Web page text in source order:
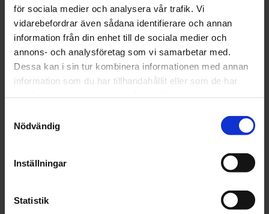
för sociala medier och analysera vår trafik. Vi
vidarebefordrar även sådana identifierare och annan
information från din enhet till de sociala medier och
annons- och analysföretag som vi samarbetar med.
Dessa kan i sin tur kombinera informationen med annan
information som du har tillhandahållit eller som de har
Nödvändig
Inställningar
Statistik
Kulör
Finns i lager
Inkl. moms: 162 kr
Fri frakt över 1500kr